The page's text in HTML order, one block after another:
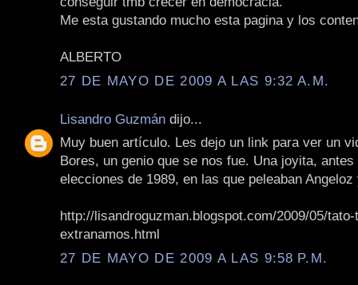
Me esta gustando mucho esta pagina y los
ALBERTO
27 DE MAYO DE 2009 A LAS 9:32 A.M.
Lisandro Guzmán dijo...
Muy buen artículo. Les dejo un link para ver un
Bores, un genio que se nos fue. Una joyita, antes
elecciones de 1989, en las que peleaban
http://lisandroguzman.blogspot.com/2009/05/tato-
extranamos.html
27 DE MAYO DE 2009 A LAS 9:58 P.M.